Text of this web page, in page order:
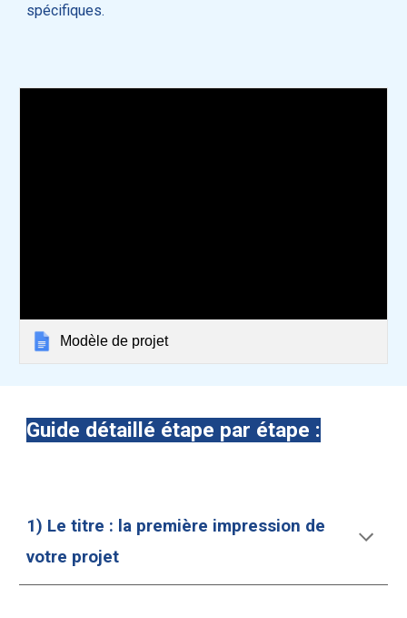
spécifiques.
Modèle de projet
Guide détaillé étape par étape :
1) Le titre : la première impression de
votre projet